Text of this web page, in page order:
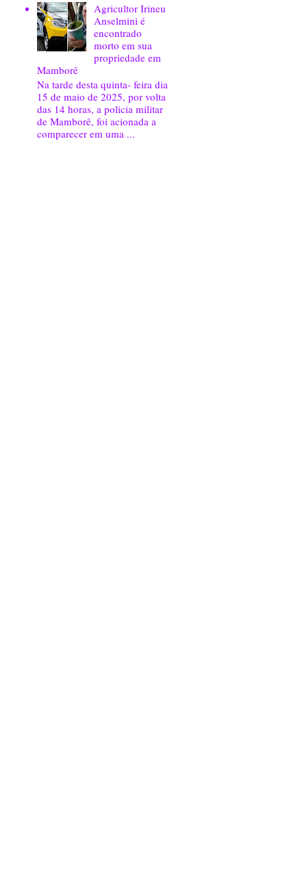
Agricultor Irineu
Anselmini é
encontrado
morto em sua
propriedade em
Mamborê
Na tarde desta quinta- feira dia
15 de maio de 2025, por volta
das 14 horas, a policia militar
de Mamborê, foi acionada a
comparecer em uma ...